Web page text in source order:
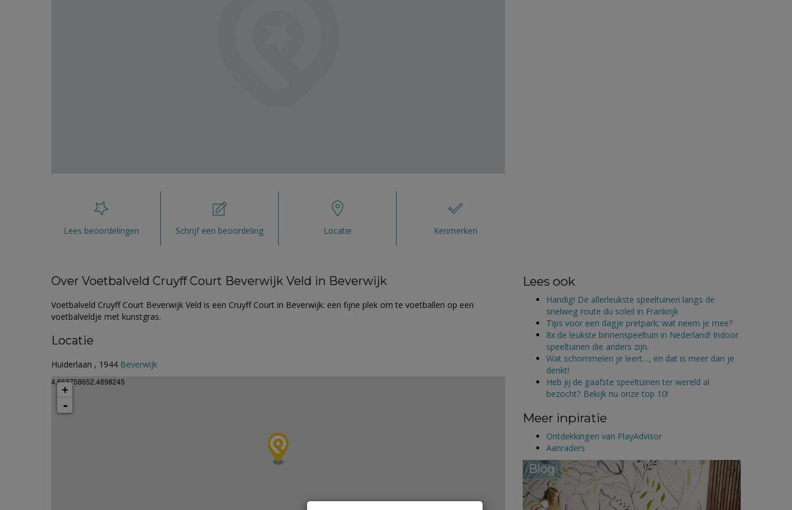
Lees beoordelingen Schrijf een beoordeling Locatie Kenmerken
Over Voetbalveld Cruyff Court Beverwijk Veld in Beverwijk
Voetbalveld Cruyff Court Beverwijk Veld is een Cruyff Court in Beverwijk: een fijne plek om te voetballen op een
voetbalveldje met kunstgras.
Locatie
Huiderlaan , 1944 Beverwijk
4.653758652.4898245
+
-
Lees ook
Handig! De allerleukste speeltuinen langs de
snelweg route du soleil in Frankrijk
Tips voor een dagje pretpark; wat neem je mee?
8x de leukste binnenspeeltuin in Nederland! Indoor
speeltuinen die anders zijn.
Wat schommelen je leert…, en dat is meer dan je
denkt!
Heb jij de gaafste speeltuinen ter wereld al
bezocht? Bekijk nu onze top 10!
Meer inpiratie
Ontdekkingen van PlayAdvisor
Aanraders
Blog